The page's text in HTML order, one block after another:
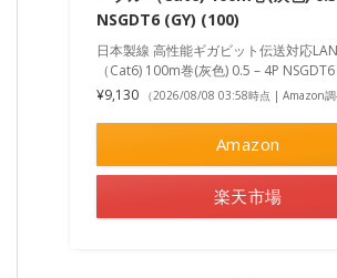
NSGDT6 (GY) (100)
日本製線 高性能ギガビット伝送対応
（Cat6) 100m巻(灰色) 0.5 – 4P
¥9,130
（2026/08/08 03:58時点 | Amazon調
Amazon
楽天市場